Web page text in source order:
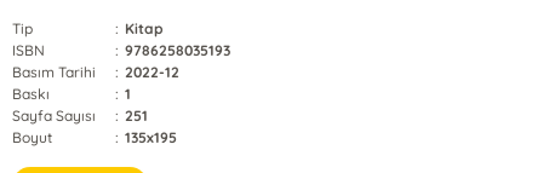
Tip : Kitap
ISBN
: 9786258035193
Basım Tarihi
: 2022-12
Baskı
: 1
Sayfa Sayısı
: 251
Boyut
: 135x195